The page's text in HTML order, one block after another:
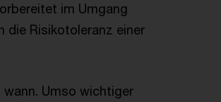
im Umgang
die Risikotoleranz einer
Umso wichtiger